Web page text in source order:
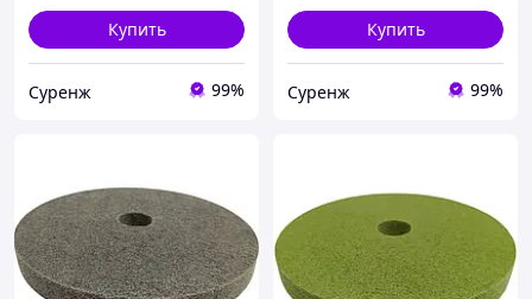
Купить
Суренж 99%
Купить
Суренж 99%